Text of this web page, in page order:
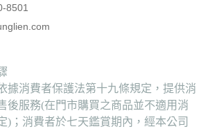
8501
據消費者保護法第十九條規定，提供消
後服務(在門市購買之商品並不適用消
)；消費者於七天鑑賞期內，經本公司